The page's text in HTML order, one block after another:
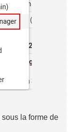
la forme de